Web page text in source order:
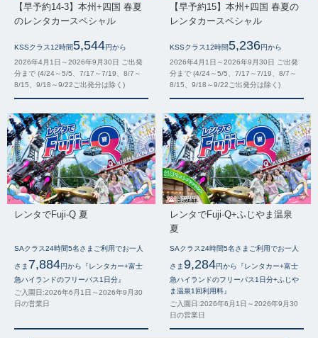
【早予約14-3】本州+四国 春夏
のレンタカースペシャル
KSSクラス12時間5,544円から
2026年4月1日～2026年9月30日 ご出発
分まで (4/24～5/5、7/17～7/19、8/7～
8/15、9/18～9/22ご出発分は除く)
【早予約15】本州+四国 春夏の
レンタカースペシャル
KSSクラス12時間5,236円から
2026年4月1日～2026年9月30日 ご出発
分まで (4/24～5/5、7/17～7/19、8/7～
8/15、9/18～9/22ご出発分は除く)
レンタでFuji-Q 夏
SAクラス24時間5名さまご利用でお一人
さま 7,884円から『レンタカー+富士
急ハイランドのフリーパス1日分』
ご入園日:2026年6月1日～2026年9月30
日の営業日
レンタでFuji-Q+ふじやま温泉
夏
SAクラス24時間5名さまご利用でお一人
さま9,284円から『レンタカー+富士
急ハイランドのフリーパス1日分+ふじや
ま温泉1回利用料』
ご入園日:2026年6月1日～2026年9月30
日の営業日